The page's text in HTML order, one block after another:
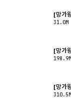
[망가
31.0M
[망가
198.9M
[망가
310.5M